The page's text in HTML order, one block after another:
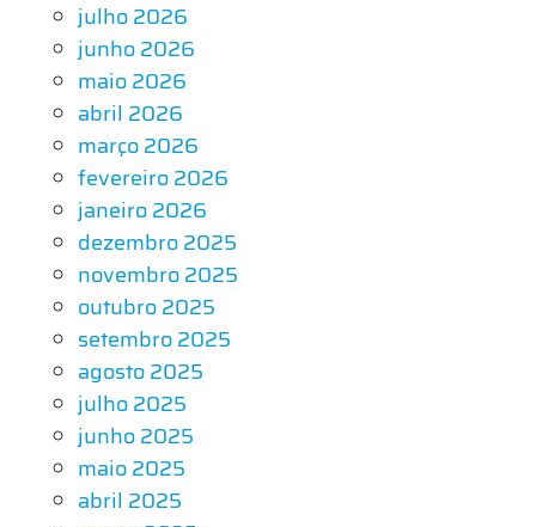
julho 2026
junho 2026
maio 2026
abril 2026
março 2026
fevereiro 2026
janeiro 2026
dezembro 2025
novembro 2025
outubro 2025
setembro 2025
agosto 2025
julho 2025
junho 2025
maio 2025
abril 2025